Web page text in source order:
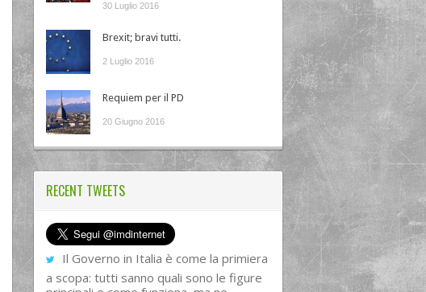
30 Luglio 2016
Brexit; bravi tutti.
2 Luglio 2016
Requiem per il PD
20 Giugno 2016
RECENT TWEETS
Il Governo in Italia è come la primiera
a scopa: tutti sanno quali sono le figure